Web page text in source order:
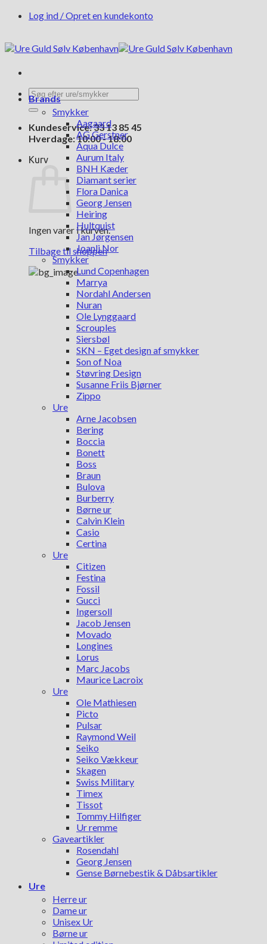
FortsætLog ind / Opret en kundekonto
Søg
efter:
Kundeservice: 33 13 85 45
Hverdage: 10:00 - 18:00
Kurv
Ingen varer i kurven.
Tilbage til shoppen
Brands
Smykker
Aagaard
AG Gerstner
Aqua Dulce
Aurum Italy
BNH Kæder
Diamant serier
Flora Danica
Georg Jensen
Heiring
Hultquist
Jan Jørgensen
Joanli Nor
Smykker
Lund Copenhagen
Marrya
Nordahl Andersen
Nuran
Ole Lynggaard
Scrouples
Siersbøl
SKN – Eget design af smykker
Son of Noa
Støvring Design
Susanne Friis Bjørner
Zippo
Ure
Arne Jacobsen
Bering
Boccia
Bonett
Boss
Braun
Bulova
Burberry
Børne ur
Calvin Klein
Casio
Certina
Ure
Citizen
Festina
Fossil
Gucci
Ingersoll
Jacob Jensen
Movado
Longines
Lorus
Marc Jacobs
Maurice Lacroix
Ure
Ole Mathiesen
Picto
Pulsar
Raymond Weil
Seiko
Seiko Vækkeur
Skagen
Swiss Military
Timex
Tissot
Tommy Hilfiger
Ur remme
Gaveartikler
Rosendahl
Georg Jensen
Gense Børnebestik & Dåbsartikler
Ure
Herre ur
Dame ur
Unisex Ur
Børne ur